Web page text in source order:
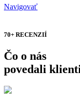
Navigovať
70+ RECENZIÍ
Čo o nás
povedali